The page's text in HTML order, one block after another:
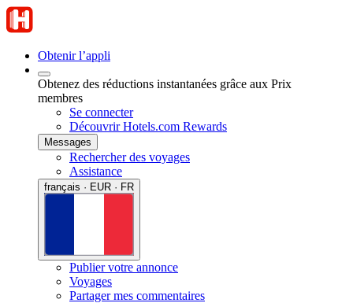
Obtenir l’appli
Obtenez des réductions instantanées grâce aux Prix
membres
Se connecter
Découvrir Hotels.com Rewards
Messages
Rechercher des voyages
Assistance
français · EUR · FR
Publier votre annonce
Voyages
Partager mes commentaires